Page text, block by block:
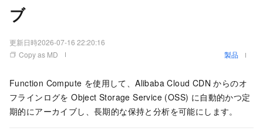
ブ
更新日時2026-07-16 22:20:16
Copy as MD
製品
Function Compute を使用して、Alibaba Cloud CDN からのオ
フラインログを Object Storage Service (OSS) に自動的かつ定
期的にアーカイブし、長期的な保持と分析を可能にします。